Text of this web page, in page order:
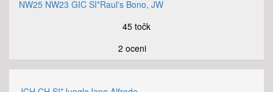
NW25 NW23 GIC SI*Raul's Bono, JW
45 točk
2 oceni